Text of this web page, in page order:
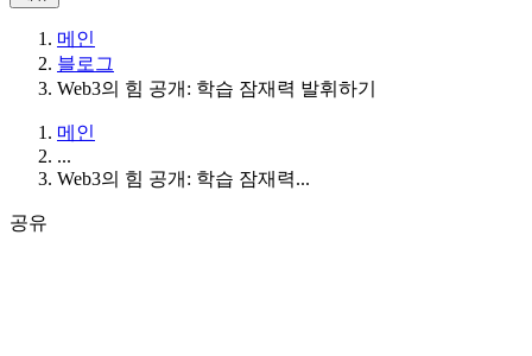
메인
블로그
Web3의 힘 공개: 학습 잠재력 발휘하기
메인
...
Web3의 힘 공개: 학습 잠재력...
공유